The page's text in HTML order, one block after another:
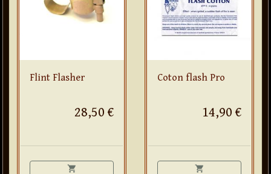
Flint Flasher
28,50 €
shopping_cart
Coton flash Pro
14,90 €
shopping_cart